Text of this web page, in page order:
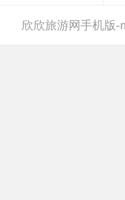
欣欣旅游网手机版-